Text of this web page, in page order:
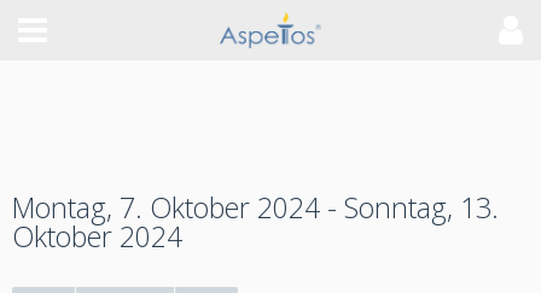
Montag, 7. Oktober 2024 - Sonntag, 13.
Oktober 2024